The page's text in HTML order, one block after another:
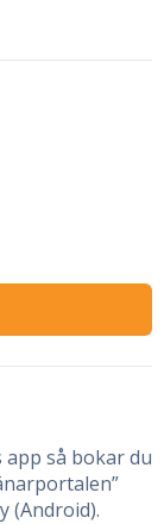
så bokar du
(Android).